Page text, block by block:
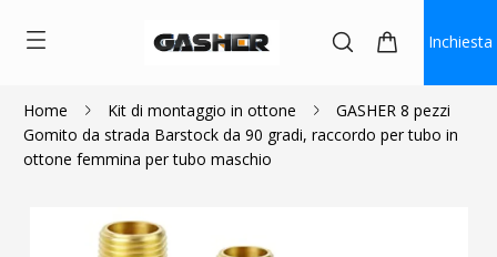
Inchiesta
Home Kit di montaggio in ottone
GASHER 8 pezzi
Gomito da strada Barstock da 90 gradi, raccordo per tubo in
ottone femmina per tubo maschio
$17.09